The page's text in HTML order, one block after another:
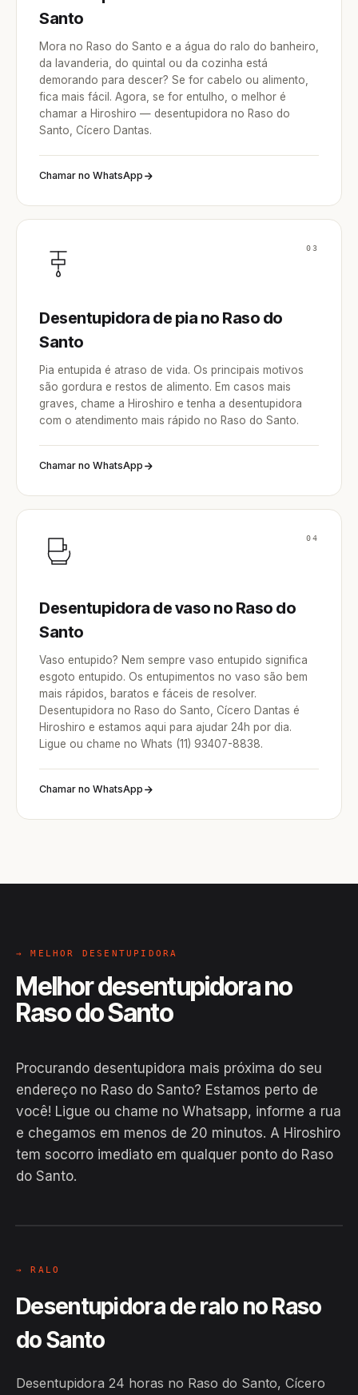
Santo
Mora no Raso do Santo e a água do ralo do banheiro,
da lavanderia, do quintal ou da cozinha está
demorando para descer? Se for cabelo ou alimento,
fica mais fácil. Agora, se for entulho, o melhor é
chamar a Hiroshiro — desentupidora no Raso do
Santo, Cícero Dantas.
Chamar no WhatsApp
03
Desentupidora de pia no Raso do
Santo
Pia entupida é atraso de vida. Os principais motivos
são gordura e restos de alimento. Em casos mais
graves, chame a Hiroshiro e tenha a desentupidora
com o atendimento mais rápido no Raso do Santo.
Chamar no WhatsApp
04
Desentupidora de vaso no Raso do
Santo
Vaso entupido? Nem sempre vaso entupido significa
esgoto entupido. Os entupimentos no vaso são bem
mais rápidos, baratos e fáceis de resolver.
Desentupidora no Raso do Santo, Cícero Dantas é
Hiroshiro e estamos aqui para ajudar 24h por dia.
Ligue ou chame no Whats (11) 93407-8838.
Chamar no WhatsApp
→ MELHOR DESENTUPIDORA
Melhor desentupidora no
Raso do Santo
Procurando desentupidora mais próxima do seu
endereço no Raso do Santo? Estamos perto de
você! Ligue ou chame no Whatsapp, informe a rua
e chegamos em menos de 20 minutos. A Hiroshiro
tem socorro imediato em qualquer ponto do Raso
do Santo.
Hiroshiro · Raso do Santo, Cícero
→ RALO
Desentupidora de ralo no Raso
do Santo
Desentupidora 24 horas no Raso do Santo, Cícero